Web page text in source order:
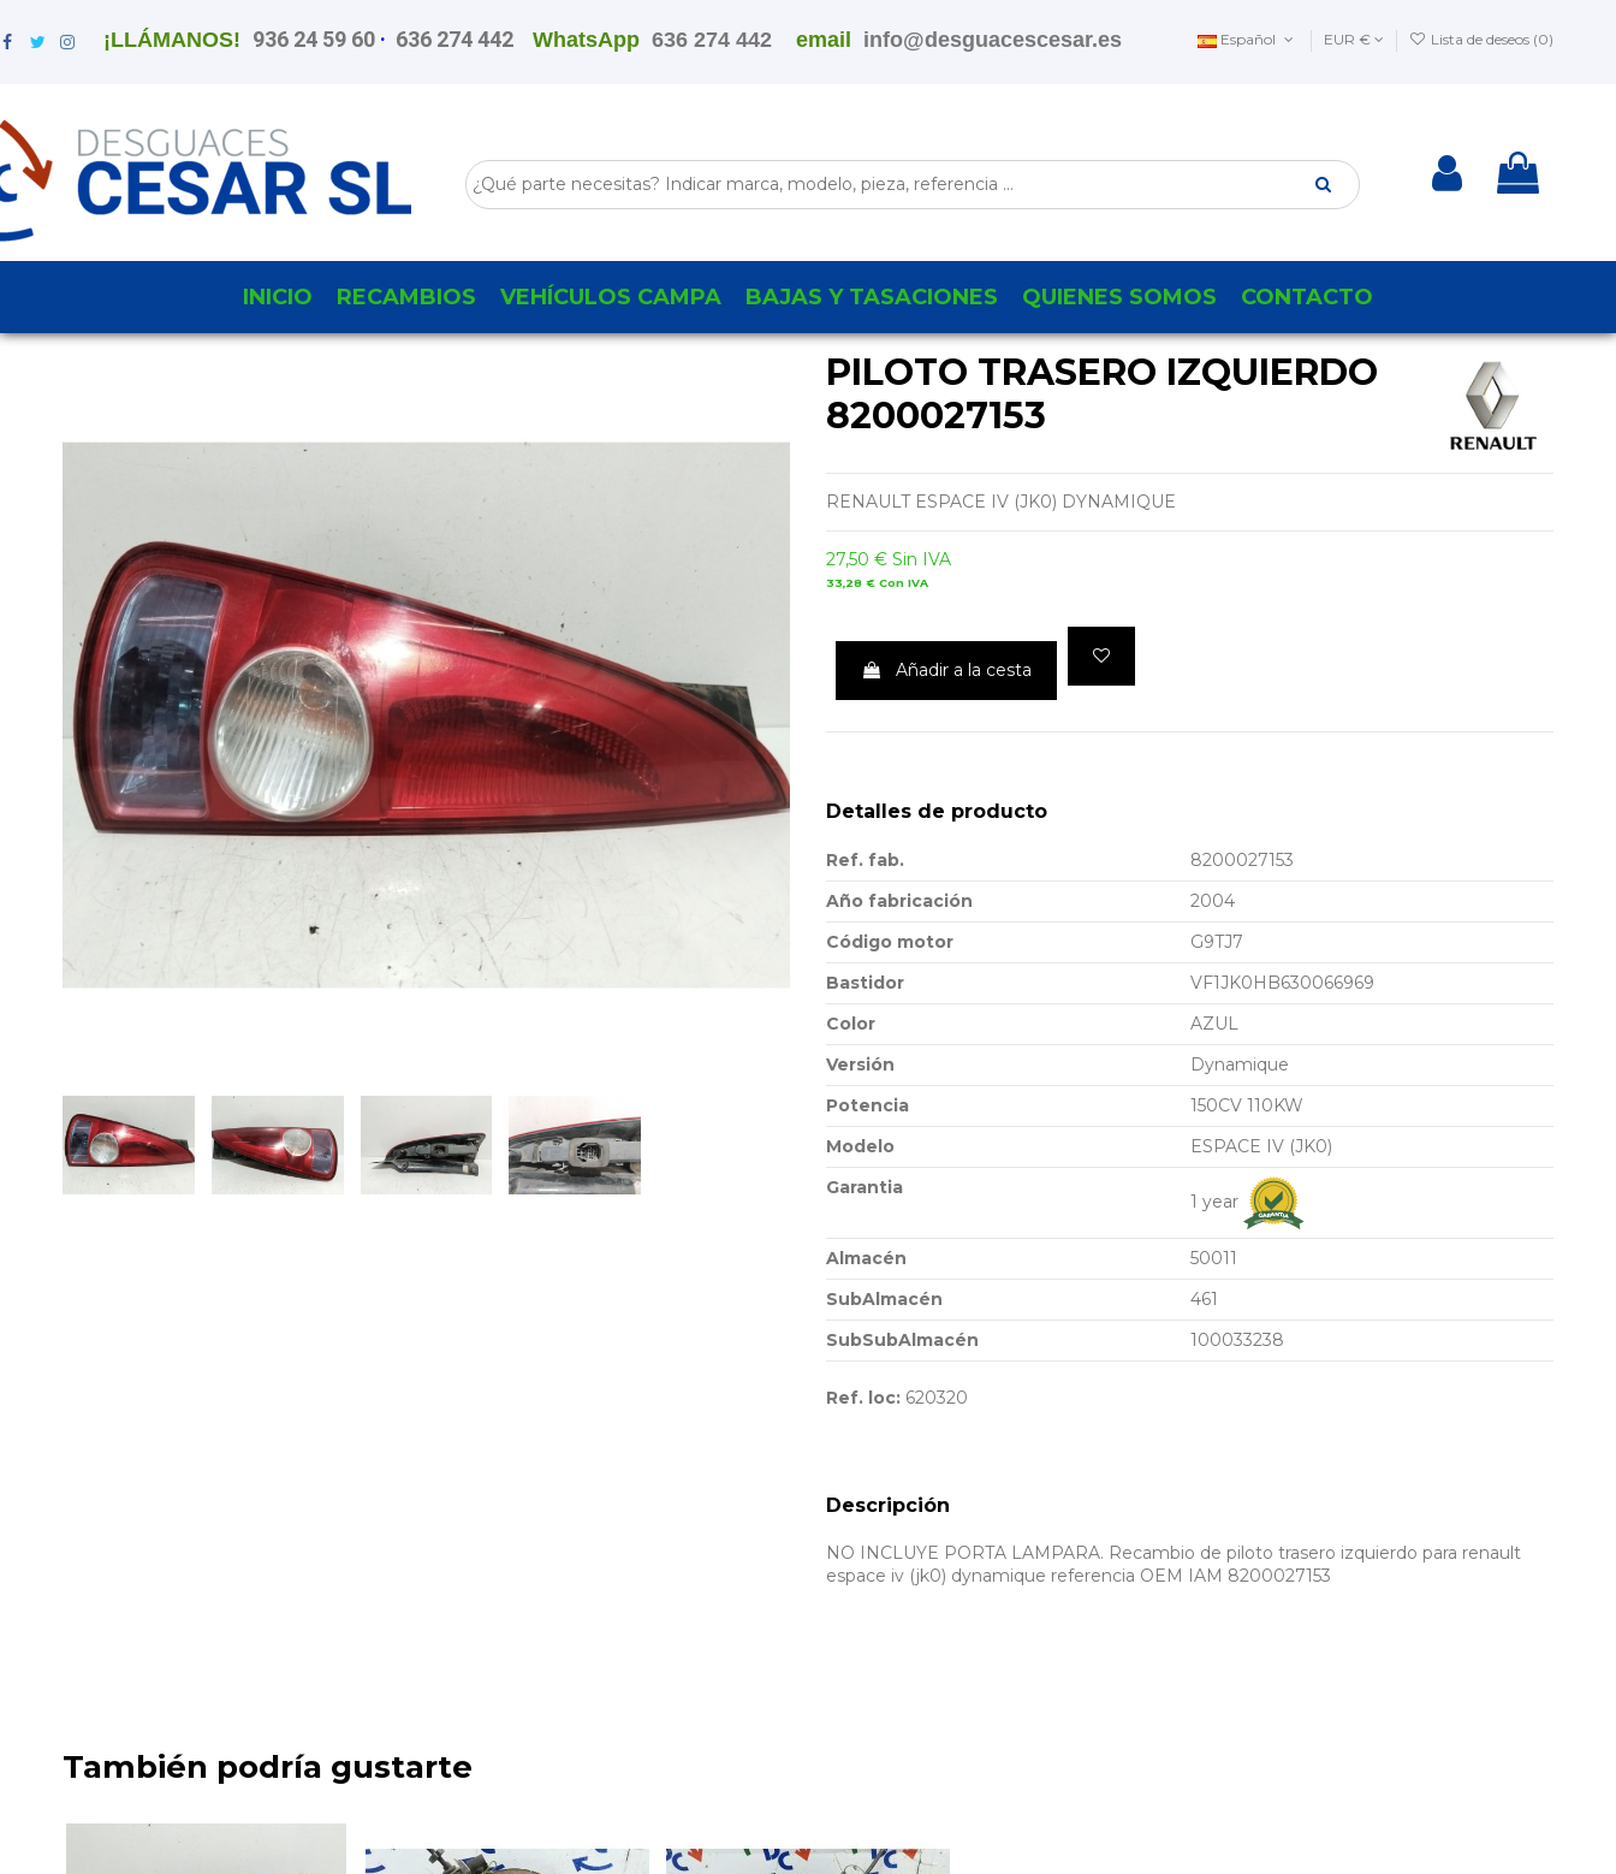
¡LLÁMANOS! 936 24 59 60 · 636 274 442 WhatsApp636 274 442 email info@desguacescesar.es Español EUR € Lista de deseos (0)
INICIO RECAMBIOS VEHÍCULOS CAMPA BAJAS Y TASACIONES QUIENES SOMOS CONTACTO
PILOTO TRASERO IZQUIERDO
8200027153
RENAULT ESPACE IV (JK0) DYNAMIQUE
27,50 € Sin IVA
33,28 € Con IVA
Añadir a la cesta
Detalles de producto
Ref. fab.
8200027153
Año fabricación
2004
Código motor
G9TJ7
Bastidor
VF1JK0HB630066969
Color
AZUL
Versión
Dynamique
Potencia
150CV 110KW
Modelo
ESPACE IV (JK0)
Garantia
1 year
Almacén
50011
SubAlmacén
461
SubSubAlmacén
100033238
Ref. loc: 620320
Descripción
NO INCLUYE PORTA LAMPARA. Recambio de piloto trasero izquierdo para renault
espace iv (jk0) dynamique referencia OEM IAM 8200027153
También podría gustarte